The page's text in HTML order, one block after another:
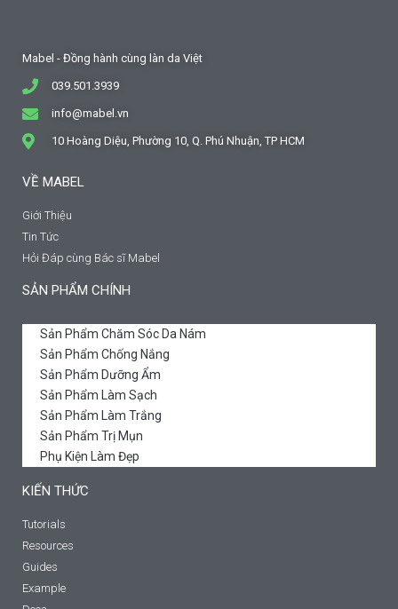
Mabel - Đồng hành cùng làn da Việt
039.501.3939
info@mabel.vn
10 Hoàng Diệu, Phường 10, Q. Phú Nhuận, TP HCM
VỀ MABEL
Giới Thiệu
Tin Tức
Hỏi Đáp cùng Bác sĩ Mabel
SẢN PHẨM CHÍNH
Sản Phẩm Chăm Sóc Da Nám
Sản Phẩm Chống Nắng
Sản Phẩm Dưỡng Ẩm
Sản Phẩm Làm Sạch
Sản Phẩm Làm Trắng
Sản Phẩm Trị Mụn
Phụ Kiện Làm Đẹp
KIẾN THỨC
Tutorials
Resources
Guides
Example